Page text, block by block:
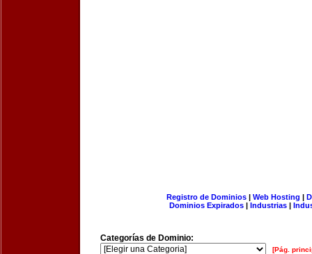
Registro de Dominios| Web Hosting |
Dominios Expirados | Industrias |
Categorías de Dominio:
[Pág.